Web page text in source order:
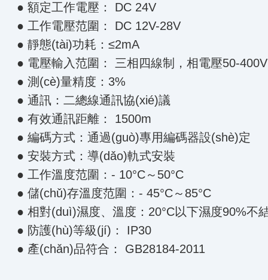
● 額定工作電壓： DC 24V
● 工作電壓范圍： DC 12V-28V
● 靜態(tài)功耗：≤2mA
● 電壓輸入范圍： 三相四線制，相電壓50-
● 測(cè)量精度：3%
● 通訊：二總線通訊協(xié)議
● 有效通訊距離： 1500m
● 編碼方式：通過(guò)專用編碼器設(shè)定
● 安裝方式：導(dǎo)軌式安裝
● 工作溫度范圍：- 10°C～50°C
● 儲(chǔ)存溫度范圍：- 45°C～85°C
● 相對(duì)濕度、溫度：20°C以下濕度90%不
● 防護(hù)等級(jí)： IP30
● 產(chǎn)品符合： GB28184-2011